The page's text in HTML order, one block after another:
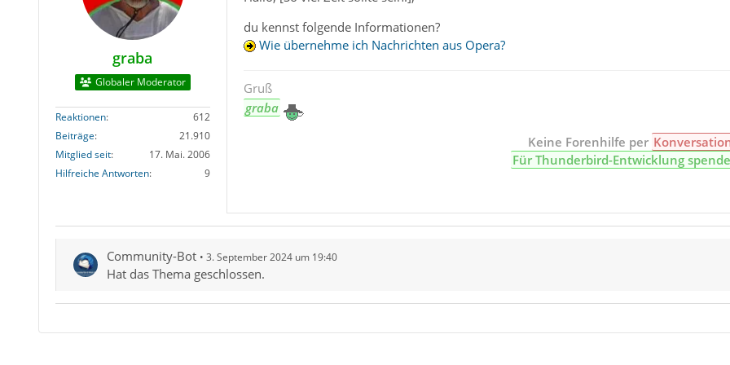
graba
Globaler Moderator
Reaktionen
612
Beiträge
21.910
Mitglied seit
17. Mai. 2006
Hilfreiche Antworten
9
du kennst folgende Informationen?
Wie übernehme ich Nachrichten aus Opera?
Gruß
graba
Keine Forenhilfe per
Für Thunderbird-Entwicklung
Community-Bot 3. September 2024 um 19:40
Hat das Thema geschlossen.